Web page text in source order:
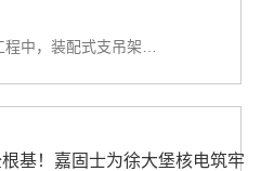
基！嘉固士为徐大堡核电筑牢